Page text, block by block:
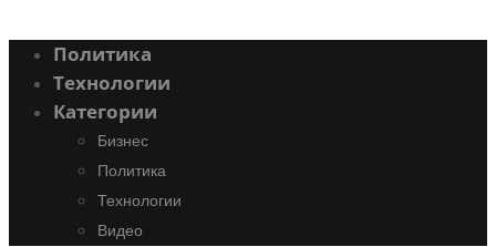
Политика
Технологии
Категории
Бизнес
Политика
Технологии
Видео